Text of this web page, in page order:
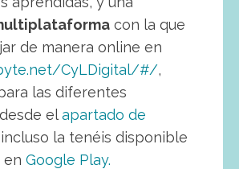
con la que
de manera online en
CyLDigital/#/,
las diferentes
elapartado de
la tenéis disponible
en Google Play.